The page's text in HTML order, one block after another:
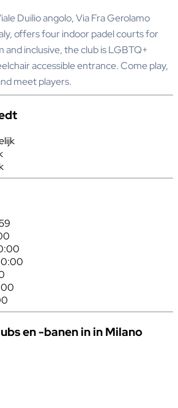
Duilio angolo, Via Fra Gerolamo
offers four indoor padel courts for
and inclusive, the club is LGBTQ+
accessible entrance. Come play,
meet players.
en -banen in in Milano